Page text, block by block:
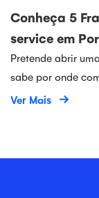
Conheça 5
service em
Pretende abrir
sabe por onde
Ver Mais